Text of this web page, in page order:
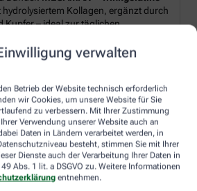
verwalten
Betrieb der Website technisch erforderlich
wir Cookies, um unsere Website für Sie
zu verbessern. Mit Ihrer Zustimmung
Verwendung unserer Website auch an
Daten in Ländern verarbeitet werden, in
besteht, stimmen Sie mit Ihrer
Dienste auch der Verarbeitung Ihrer Daten in
Abs. 1 lit. a DSGVO zu. Weitere Informationen
entnehmen.
hydrolysiertem Kollagen, ergänzt durch
Kupfer – ideal zur täglichen
plus Biotin, Vitamin C und Kupfer
frischer Orangen-Geschmack
oder nach dem Sport